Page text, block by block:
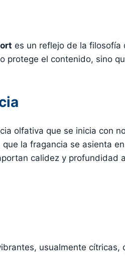
es un reflejo de la filosofía
protege el contenido, sino
olfativa que se inicia con
la fragancia se asienta
calidez y profundidad
usualmente